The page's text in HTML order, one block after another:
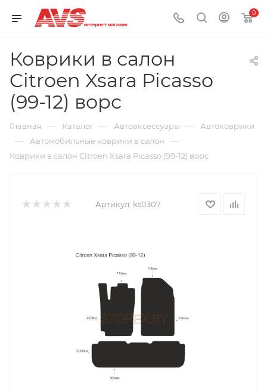
0
Коврики в салон
Citroen Xsara Picasso
(99-12) ворс
Главная — Каталог — Автоаксессуары — Автоковрики
— Автомобильные коврики в салон —
Коврики в салон Citroen Xsara Picasso (99-12) ворс
Артикул: ks0307